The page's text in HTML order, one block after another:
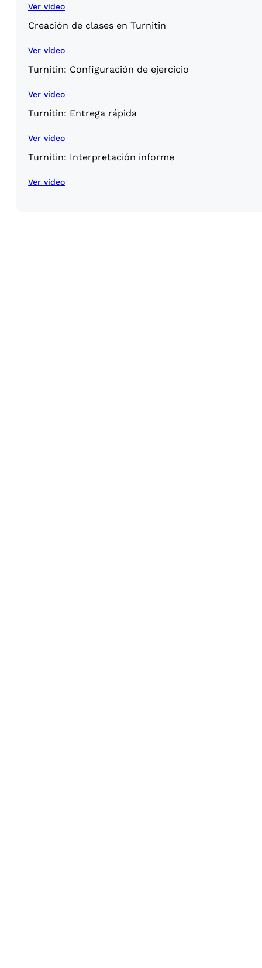
Ver video
Creación de clases en Turnitin
Ver video
Turnitin: Configuración de ejercicio
Ver video
Turnitin: Entrega rápida
Ver video
Turnitin: Interpretación informe
Ver video